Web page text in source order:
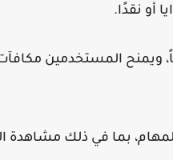
أو نقدًا.
ويمنح المستخدمين
بما في ذلك مشاهدة